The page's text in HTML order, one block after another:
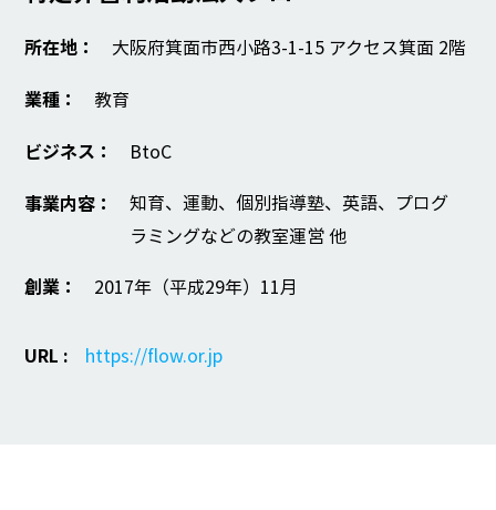
所在地：
大阪府箕面市西小路3-1-15 アクセス箕面 2階
業種：
教育
ビジネス：
BtoC
事業内容：
知育、運動、個別指導塾、英語、プログ
ラミングなどの教室運営 他
創業：
2017年（平成29年）11月
URL : https://flow.or.jp